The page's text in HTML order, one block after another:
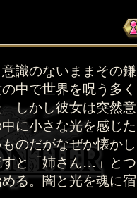
識のないままその鎌
中で世界を呪う多く
しかし彼女は突然意
に小さな光を感じた
のだがなぜか懐かし
と「姉さん…」とつ
る。闇と光を魂に宿